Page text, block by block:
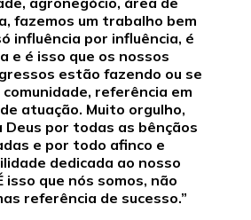
fazemos um trabalho bem
influência por influência, é
e é isso que os nossos
estão fazendo ou se
referência em
atuação. Muito orgulho,
por todas as bênçãos
e por todo afinco e
dedicada ao nosso
isso que nós somos, não
referência de sucesso.”